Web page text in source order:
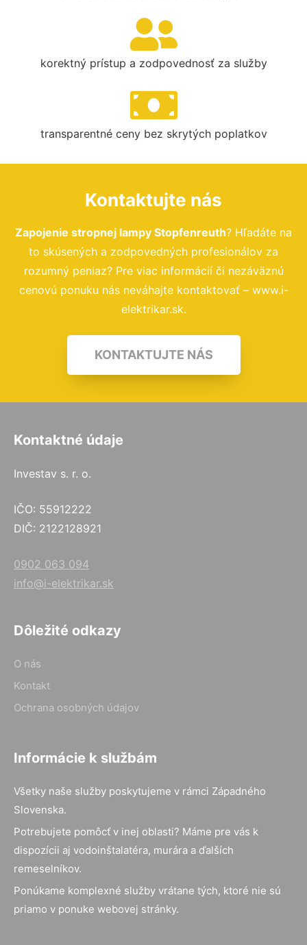
korektný prístup a zodpovednosť za služby
transparentné ceny bez skrytých poplatkov
Kontaktujte nás
Zapojenie stropnej lampy Stopfenreuth? Hľadáte na
to skúsených a zodpovedných profesionálov za
rozumný peniaz? Pre viac informácií či nezáväznú
cenovú ponuku nás neváhajte kontaktovať – www.i-
elektrikar.sk.
KONTAKTUJTE NÁS
Kontaktné údaje
Investav s. r. o.
IČO: 55912222
DIČ: 2122128921
0902 063 094
info@i-elektrikar.sk
Dôležité odkazy
O nás
Kontakt
Ochrana osobných údajov
Informácie k službám
Všetky naše služby poskytujeme v rámci Západného
Slovenska.
Potrebujete pomôcť v inej oblasti? Máme pre vás k
dispozícii aj vodoinštalatéra, murára a ďalších
remeselníkov.
Ponúkame komplexné služby vrátane tých, ktoré nie sú
priamo v ponuke webovej stránky.